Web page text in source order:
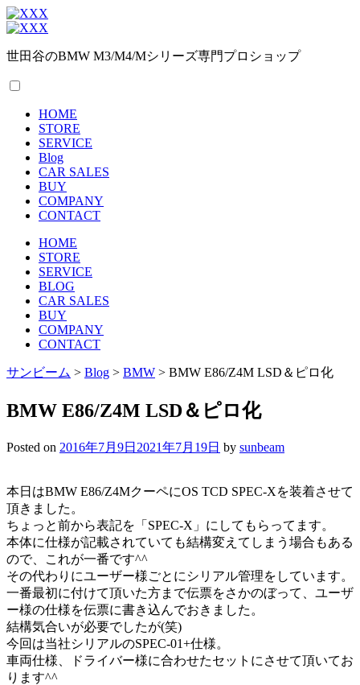
世田谷のBMW M3/M4/Mシリーズ専門プロショップ
HOME
STORE
SERVICE
Blog
CAR SALES
BUY
COMPANY
CONTACT
HOME
STORE
SERVICE
BLOG
CAR SALES
BUY
COMPANY
CONTACT
サンビーム > Blog > BMW > BMW E86/Z4M LSD＆ピロ化
BMW E86/Z4M LSD＆ピロ化
Posted on 2016年7月9日 2021年7月19日 by sunbeam
本日はBMW E86/Z4MクーペにOS TCD SPEC-Xを装着させて
頂きました。
ちょっと前から表記を「SPEC-X」にしてもらってます。
本体に仕様が記載されていても結構変えてしまう場合もある
ので、これが一番です^^
その代わりにユーザー様ごとにシリアル管理をしています。
一番最初に付けて頂いた方まで伝票をさかのぼって、ユーザ
ー様の仕様を伝票に書き込んでおきました。
結構気合いが必要でしたが(笑)
今回は当社シリアルのSPEC-01+仕様。
車両仕様、ドライバー様に合わせたセットにさせて頂いてお
ります^^